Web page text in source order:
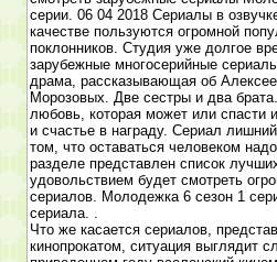
серии. 06 04 2018 Сериалы в
качестве пользуются огромной
поклонников. Студия уже долгое
зарубежные многосерийные
драма, рассказывающая об
Морозовых. Две сестры и два
любовь, которая может или спасти
и счастье в награду. Сериал
том, что оставаться человеком
разделе представлен список
удовольствием будет смотреть
сериалов. Молодежка 6 сезон 1
сериала. .
Что же касается сериалов,
кинопрокатом, ситуация выглядит